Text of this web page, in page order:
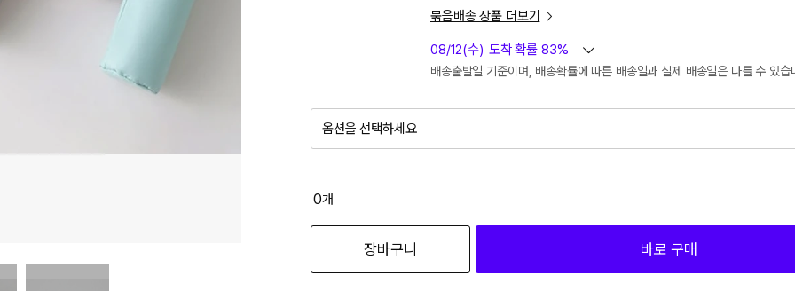
묶음배송 상품 더보기
08/12(수) 도착 확률 83%
배송출발일 기준이며, 배송확률에 따른 배송일과 실제 배송일은 다를 수 있습
옵션을 선택하세요
파라체이스 카본 5단 140g 우양산 네이비
0개
장바구니 바로 구매